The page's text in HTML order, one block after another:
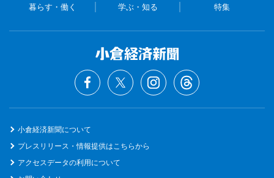
暮らす・働く 学ぶ・知る 特集
小倉経済新聞について
プレスリリース・情報提供はこちらから
アクセスデータの利用について